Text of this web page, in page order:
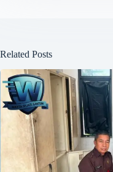
Related Posts